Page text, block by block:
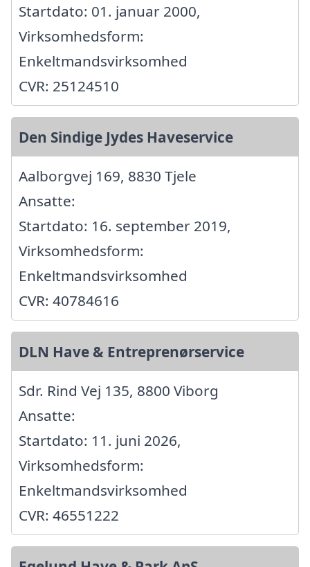
Startdato: 01. januar 2000,
Virksomhedsform:
Enkeltmandsvirksomhed
CVR: 25124510
Den Sindige Jydes Haveservice
Aalborgvej 169, 8830 Tjele
Ansatte:
Startdato: 16. september 2019,
Virksomhedsform:
Enkeltmandsvirksomhed
CVR: 40784616
DLN Have & Entreprenørservice
Sdr. Rind Vej 135, 8800 Viborg
Ansatte:
Startdato: 11. juni 2026,
Virksomhedsform:
Enkeltmandsvirksomhed
CVR: 46551222